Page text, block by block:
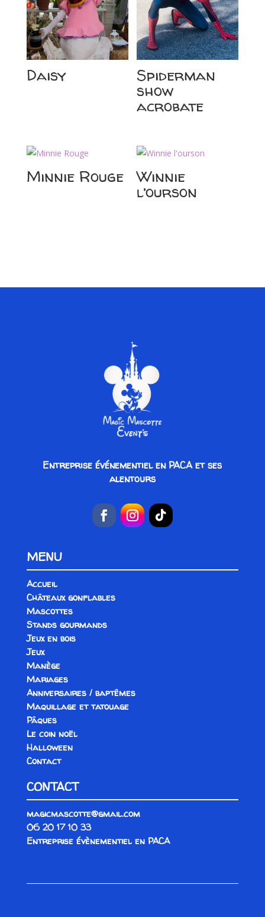
Daisy Spiderman
show
acrobate
Minnie Rouge Winnie
l’ourson
Entreprise événementiel en PACA et ses
alentours
MENU
Accueil
Châteaux gonflables
Mascottes
Stands gourmands
Jeux en bois
Jeux
Manège
Mariages
Anniversaires / baptêmes
Maquillage et tatouage
Pâques
Le coin noël
Halloween
Contact
CONTACT
magicmascotte@gmail.com
06 20 17 10 33
Entreprise évènementiel en PACA